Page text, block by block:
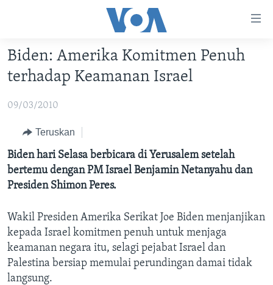
Akses
Lanjut
ke
Konten
Lanjut
Navigasi
Utama
Lanjut
Pencarian
VIDEO
POLYGRAPH
DAFTAR PROGRAM
Learning English
IKUTI KAMI
Bahasa-bahasa
Biden: Amerika Komitmen Penuh
terhadap Keamanan Israel
09/03/2010
Teruskan
Biden hari Selasa berbicara di Yerusalem setelah
bertemu dengan PM Israel Benjamin Netanyahu dan
Presiden Shimon Peres.
Wakil Presiden Amerika Serikat Joe Biden menjanjikan
kepada Israel komitmen penuh untuk menjaga
keamanan negara itu, selagi pejabat Israel dan
Palestina bersiap memulai perundingan damai tidak
langsung.